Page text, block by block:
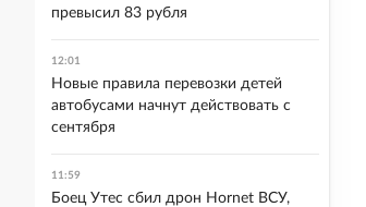
превысил 83 рубля
12:01
Новые правила перевозки детей
автобусами начнут действовать с
сентября
11:59
Боец Утес сбил дрон Hornet ВСУ,